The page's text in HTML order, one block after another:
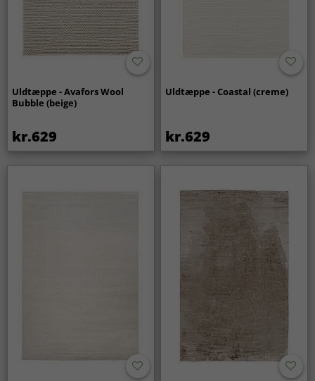
Uldtæppe - Avafors Wool
Bubble (beige)
kr.629
Uldtæppe - Coastal (creme)
kr.629